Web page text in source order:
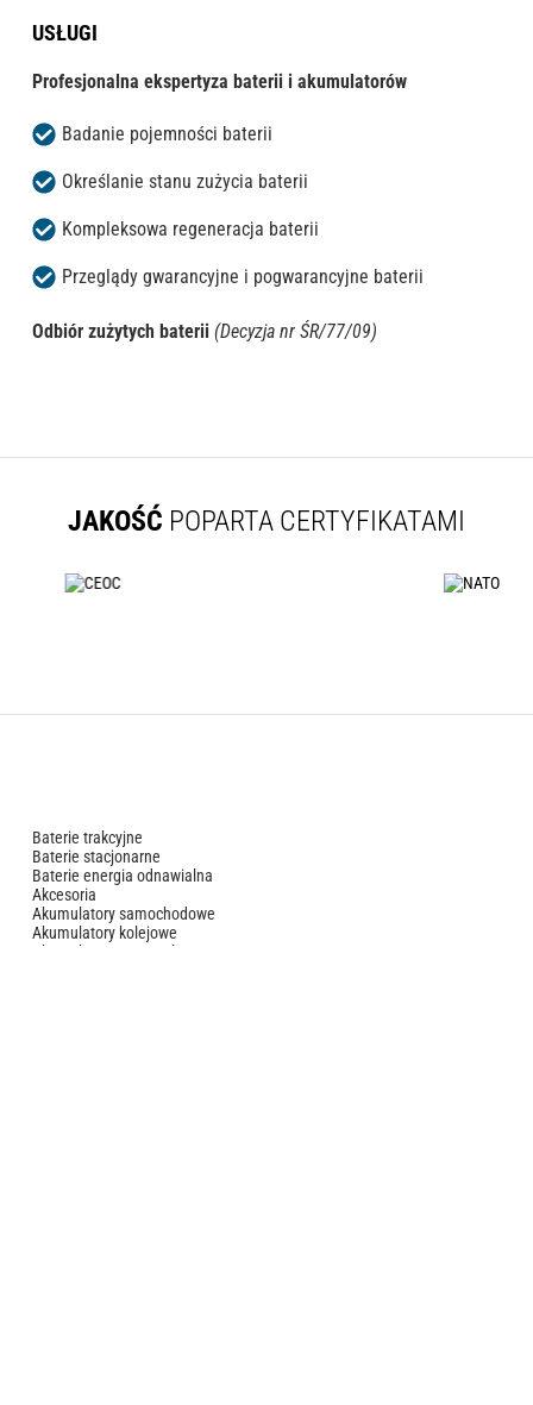
USŁUGI
Profesjonalna ekspertyza baterii i akumulatorów
Badanie pojemności baterii
Określanie stanu zużycia baterii
Kompleksowa regeneracja baterii
Przeglądy gwarancyjne i pogwarancyjne baterii
Odbiór zużytych baterii (Decyzja nr ŚR/77/09)
JAKOŚĆ POPARTA CERTYFIKATAMI
Baterie trakcyjne
Baterie stacjonarne
Baterie energia odnawialna
Akcesoria
Akumulatory samochodowe
Akumulatory kolejowe
Akumulatory pozostałe